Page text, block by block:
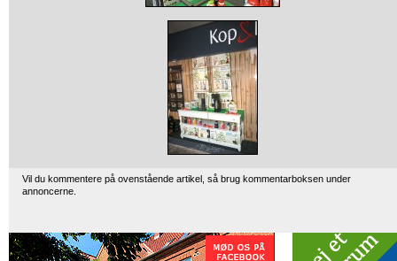
Vil du kommentere på ovenstående artikel, så brug kommentarboksen under
annoncerne.